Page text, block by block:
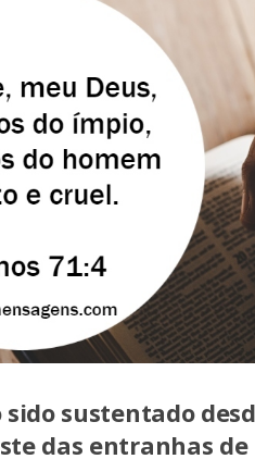
sustentado
das entranhas